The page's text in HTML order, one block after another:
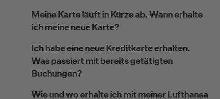
Meine Karte läuft in Kürze ab. Wann erhalte
ich meine neue Karte?
Ich habe eine neue Kreditkarte erhalten.
Was passiert mit bereits getätigten
Buchungen?
Wie und wo erhalte ich mit meiner Lufthansa